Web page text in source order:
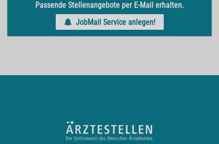
Passende Stellenangebote per E-Mail erhalten.
JobMail Service anlegen!